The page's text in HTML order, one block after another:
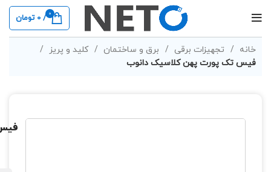
0
/
0 تومان
خانه تجهیزات برقی برق و ساختمان
کلید و پریز
فیس تک پورت پهن کلاسیک دانوب